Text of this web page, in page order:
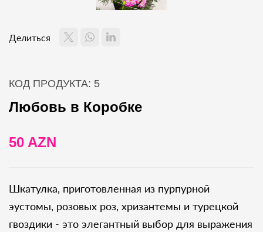
Делиться
КОД ПРОДУКТА: 5
Любовь в Коробке
50 AZN
Шкатулка, приготовленная из пурпурной
эустомы, розовых роз, хризантемы и турецкой
гвоздики - это элегантный выбор для выражения